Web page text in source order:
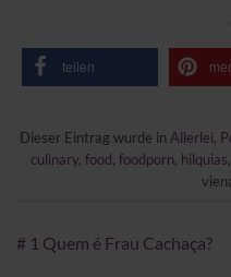
teilen
Dieser Eintrag wurde in Allerlei,
culinary, food, foodporn, hilquias,
# 1 Quem é Frau Cachaça?